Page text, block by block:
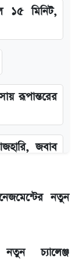
১৫ মিনিট,
রূপান্তরের
জবাব
জয়
নতুন
চ্যালেঞ্জ